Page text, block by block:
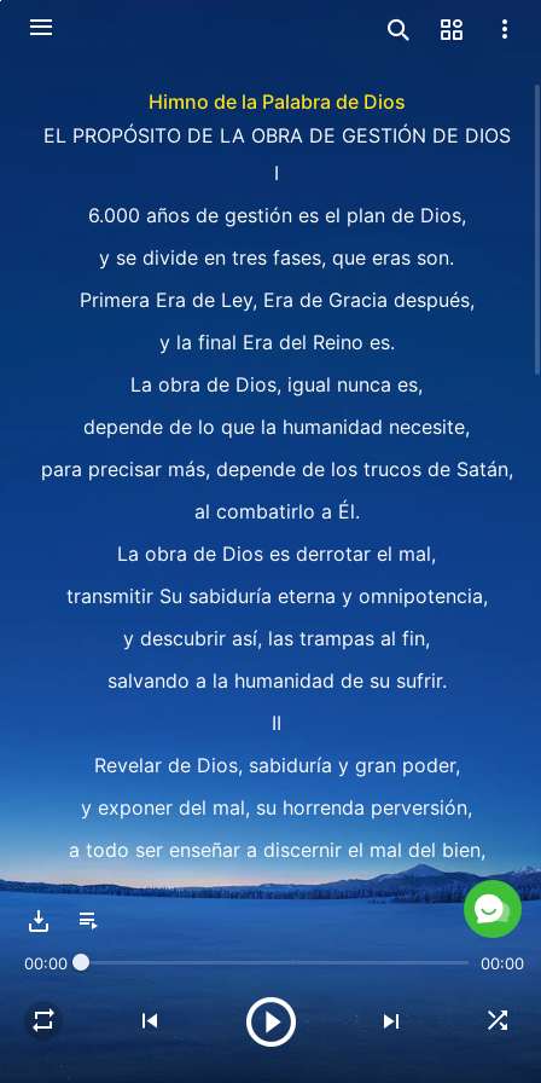
Himno de la Palabra de Dios
EL PROPÓSITO DE LA OBRA DE GESTIÓN DE DIOS
I
6.000 años de gestión es el plan de Dios,
y se divide en tres fases, que eras son.
Primera Era de Ley, Era de Gracia después,
y la final Era del Reino es.
La obra de Dios, igual nunca es,
depende de lo que la humanidad necesite,
para precisar más, depende de los trucos de Satán,
al combatirlo a Él.
La obra de Dios es derrotar el mal,
transmitir Su sabiduría eterna y omnipotencia,
y descubrir así, las trampas al fin,
salvando a la humanidad de su sufrir.
II
Revelar de Dios, sabiduría y gran poder,
y exponer del mal, su horrenda perversión,
a todo ser enseñar a discernir el mal del bien,
saber que quien lo guía todo, Dios mismo es,
ver claro a Satán, enemigo de la humanidad,
diferenciar entre bien o mal, mentiras o verdad,
00:00 00:00